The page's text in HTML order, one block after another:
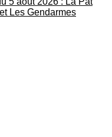
Les Gendarmes